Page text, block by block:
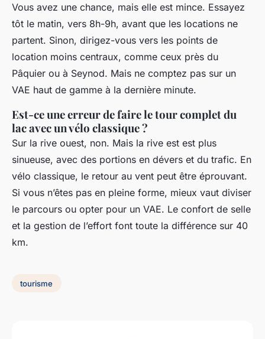
Vous avez une chance, mais elle est mince. Essayez
tôt le matin, vers 8h-9h, avant que les locations ne
partent. Sinon, dirigez-vous vers les points de
location moins centraux, comme ceux près du
Pâquier ou à Seynod. Mais ne comptez pas sur un
VAE haut de gamme à la dernière minute.
Est-ce une erreur de faire le tour complet du
lac avec un vélo classique ?
Sur la rive ouest, non. Mais la rive est est plus
sinueuse, avec des portions en dévers et du trafic. En
vélo classique, le retour au vent peut être éprouvant.
Si vous n’êtes pas en pleine forme, mieux vaut diviser
le parcours ou opter pour un VAE. Le confort de selle
et la gestion de l’effort font toute la différence sur 40
km.
tourisme